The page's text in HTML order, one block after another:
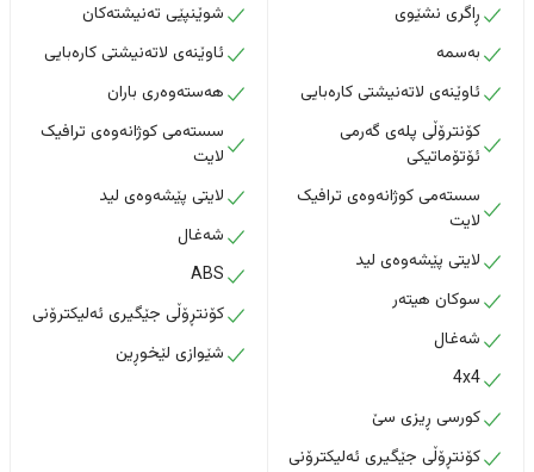
ڕاگری نشێوی
بەسمە
ئاوێنەی لاتەنیشتی کارەبایی
کۆنترۆڵی پلەی گەرمی
ئۆتۆماتیکی
سستەمی کوژانەوەی ترافیک
لایت
لایتی پێشەوەی لید
سوکان هیتەر
شەغال
4x4
کورسی ڕیزی سێ
کۆنتڕۆڵی جێگیری ئەلیکترۆنی
شوێنپێی تەنیشتەکان
ئاوێنەی لاتەنیشتی کارەبایی
هەستەوەری باران
سستەمی کوژانەوەی ترافیک
لایت
لایتی پێشەوەی لید
شەغال
ABS
کۆنتڕۆڵی جێگیری ئەلیکترۆنی
شێوازی لێخوڕین